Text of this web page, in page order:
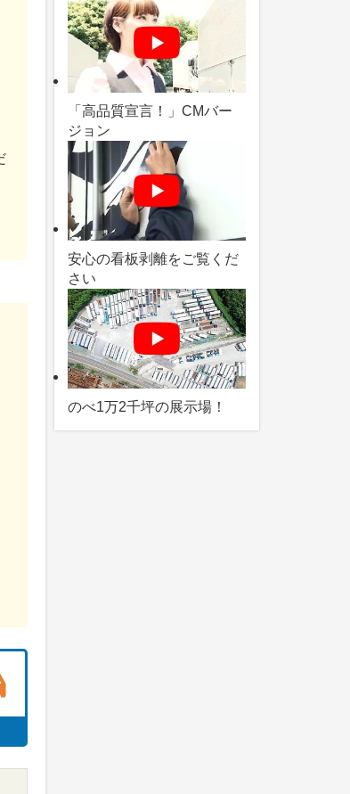
「高品質宣言！」CMバー
ジョン
安心の看板剥離をご覧くだ
さい
のべ1万2千坪の展示場！